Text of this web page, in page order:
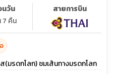
นวัน
7 คืน
สายการบิน
(มรดกโลก) ชมเส้นทางมรดกโลก